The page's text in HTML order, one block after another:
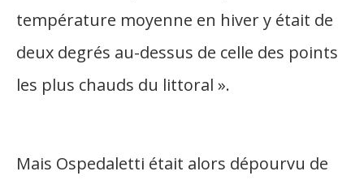
température moyenne en hiver y était de
deux degrés au-dessus de celle des points
les plus chauds du littoral ».
Mais Ospedaletti était alors dépourvu de